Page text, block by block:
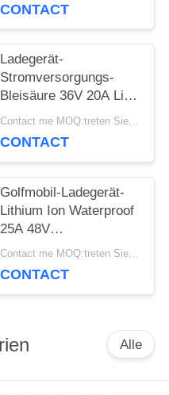
CONTACT
Ladegerät-
Stromversorgungs-
Bleisäure 36V 20A Lipo
für Golfmobil
Contact me MOQ:treten Sie mit mir in Verbindung
CONTACT
Golfmobil-Ladegerät-
Lithium Ion Waterproof
25A 48V
automatisches
Contact me MOQ:treten Sie mit mir in Verbindung
CONTACT
Alle